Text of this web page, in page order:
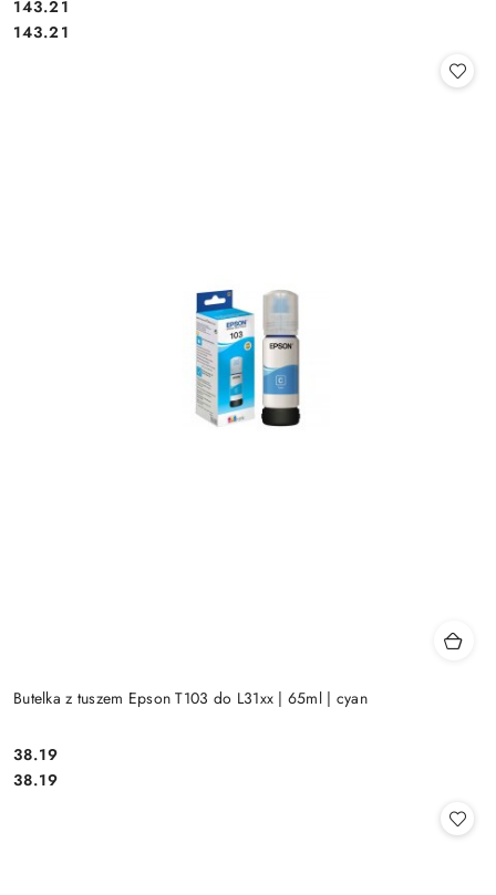
Cena:
143.21
Cena:
143.21
Butelka z tuszem Epson T103 do L31xx | 65ml | cyan
Cena:
38.19
Cena:
38.19